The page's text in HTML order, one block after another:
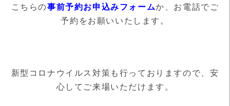
こちらの事前予約お申込みフォームか、お電話でご
予約をお願いいたします。
新型コロナウイルス対策も行っておりますので、安
心してご来場いただけます。